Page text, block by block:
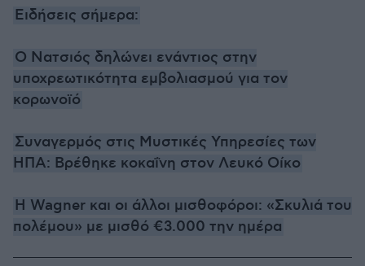
Ειδήσεις σήμερα:
Ο Νατσιός δηλώνει ενάντιος στην
υποχρεωτικότητα εμβολιασμού για τον
κορωνοϊό
Συναγερμός στις Μυστικές Υπηρεσίες των
ΗΠΑ: Βρέθηκε κοκαΐνη στον Λευκό Οίκο
Η Wagner και οι άλλοι μισθοφόροι: «Σκυλιά του
πολέμου» με μισθό €3.000 την ημέρα